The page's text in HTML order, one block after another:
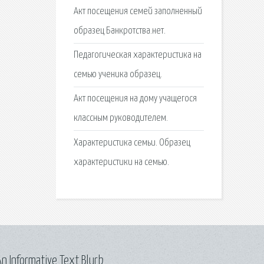
Акт посещения семей заполненный
образец Банкротства.нет.
Педагогическая характеристика на
семью ученика образец.
Акт посещения на дому учащегося
классным руководителем.
Характеристика семьи. Образец
характеристики на семью.
Informative Text Blurb